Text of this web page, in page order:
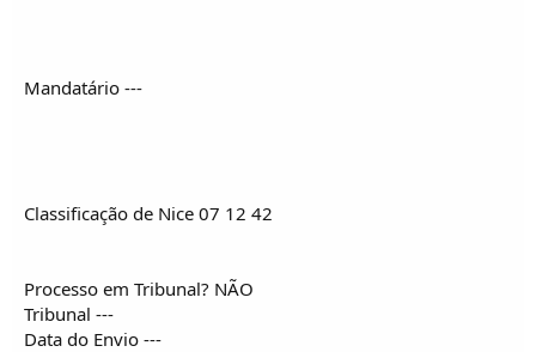
Mandatário ---
Classificação de Nice 07 12 42
Processo em Tribunal? NÃO
Tribunal ---
Data do Envio ---